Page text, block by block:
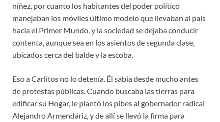
niñez, por cuanto los habitantes del poder político
manejaban los móviles último modelo que llevaban al país
hacia el Primer Mundo, y la sociedad se dejaba conducir
contenta, aunque sea en los asientos de segunda clase,
ubicados cerca del balde y la escoba.
Eso a Carlitos no lo detenía. Él sabía desde mucho antes
de protestas públicas. Cuando buscaba las tierras para
edificar su Hogar, le plantó los pibes al gobernador radical
Alejandro Armendáriz, y de allí se llevó la firma para